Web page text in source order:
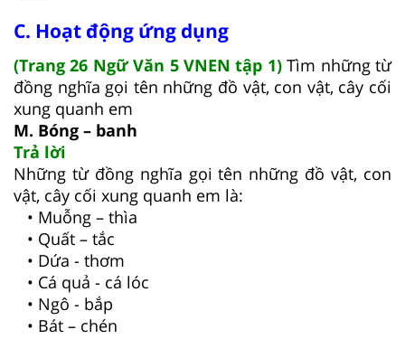
C. Hoạt động ứng dụng
(Trang 26 Ngữ Văn 5 VNEN tập 1)Tìm những từ
đồng nghĩa gọi tên những đồ vật, con vật, cây cối
xung quanh em
M. Bóng – banh
Trả lời
Những từ đồng nghĩa gọi tên những đồ vật, con
vật, cây cối xung quanh em là:
• Muỗng – thìa
• Quất – tắc
• Dứa - thơm
• Cá quả - cá lóc
• Ngô - bắp
• Bát – chén